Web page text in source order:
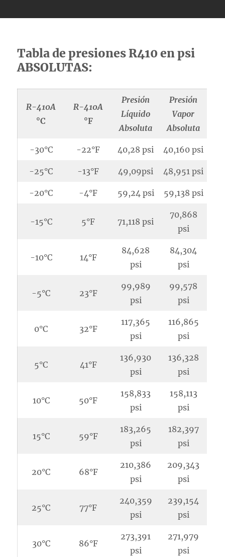
Tabla de presiones R410 en psi
ABSOLUTAS:
R-410A
°C
R-410A
°F
Presión
Líquido
Absoluta
Presión
Vapor
Absoluta
-30°C -22°F 40,28 psi 40,160 psi
-25°C -13°F 49,09psi 48,951 psi
-20°C -4°F 59,24 psi 59,138 psi
-15°C 5°F 71,118 psi
70,868
psi
-10°C 14°F
84,628
psi
84,304
psi
-5°C 23°F
99,989
psi
99,578
psi
0°C 32°F
117,365
psi
116,865
psi
5°C 41°F
136,930
psi
136,328
psi
10°C 50°F
158,833
psi
158,113
psi
15°C 59°F
183,265
psi
182,397
psi
20°C 68°F
210,386
psi
209,343
psi
25°C 77°F
240,359
psi
239,154
psi
30°C 86°F
273,391
psi
271,979
psi